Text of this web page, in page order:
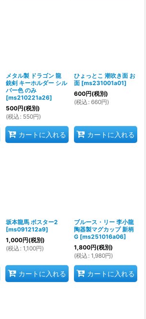
メタル製 ドラゴン 龍
銃剣 キーホルダー シル
バー色 のみ
[ms210221a26]
500円(税別)
(税込 : 550円)
カートに入れる
ひょっとこ 潮吹き面 お
面 [ms231001a01]
600円(税別)
(税込 : 660円)
カートに入れる
坂本龍馬 ポスター2
[ms091212a9]
1,000円(税別)
(税込 : 1,100円)
カートに入れる
ブルース・リー 李小龍
陶器製マグカップ 新柄
G [ms251016a06]
1,800円(税別)
(税込 : 1,980円)
カートに入れる